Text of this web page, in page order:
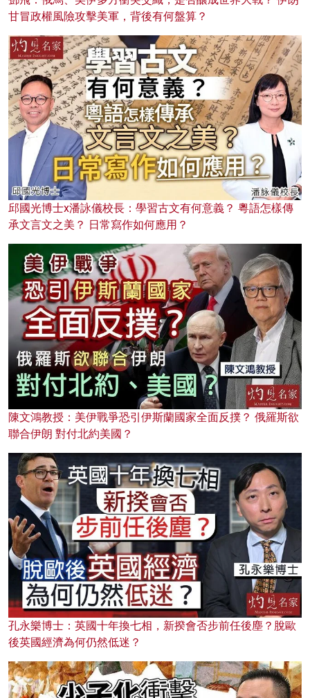
甘冒政權風險攻擊美軍，背後有何盤算？
邱國光博士x潘詠儀校長：學習古文有何意義？ 粵語怎樣傳
承文言文之美？ 日常寫作如何應用？
陳文鴻教授：美伊戰爭恐引伊斯蘭國家全面反撲？ 俄羅斯欲
聯合伊朗 對付北約美國？
孔永樂博士：英國十年換七相，新揆會否步前任後塵？脫歐
後英國經濟為何仍然低迷？